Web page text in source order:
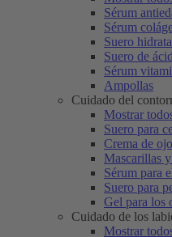
Sérum
Sérum
Suero
Suero de
Sérum
Ampollas
Cuidado del
Mostrar
Suero para
Crema de
Mascarillas
Sérum para
Suero para
Gel para los
Cuidado de los
Mostrar